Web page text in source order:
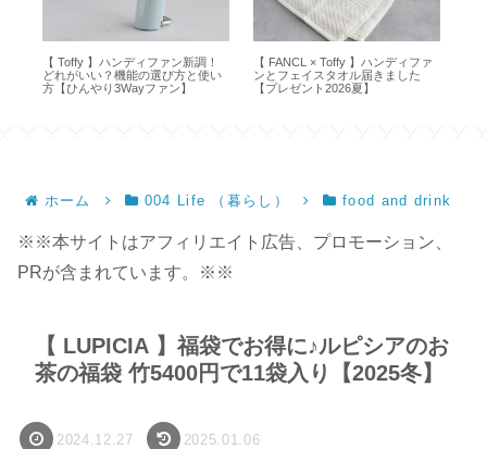
【 Toffy 】ハンディファン新調！
どれがいい？機能の選び方と使い
方【ひんやり3Wayファン】
【 FANCL × Toffy 】ハンディファ
ンとフェイスタオル届きました
【プレゼント2026夏】
ホーム 004 Life （暮らし） food and drink
※※本サイトはアフィリエイト広告、プロモーション、
PRが含まれています。※※
【 LUPICIA 】福袋でお得に♪ルピシアのお
茶の福袋 竹5400円で11袋入り【2025冬】
2024.12.27 2025.01.06